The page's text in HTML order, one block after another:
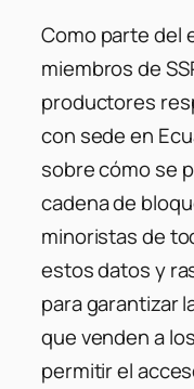
Como parte del
miembros de
productores
con sede en
sobre cómo se
cadena de
minoristas de
estos datos y
para garantizar
que venden a
permitir el